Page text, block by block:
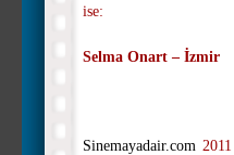
ise:
Selma Onart – İzmir
Sinemayadair.com